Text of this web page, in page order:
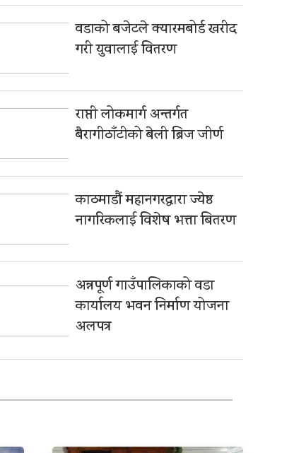
वडाको बजेटले क्यारमबोर्ड खरीद
गरी युवालाई वितरण
राप्ती लोकमार्ग अन्तर्गत
बैरागीठाँटीको बेली ब्रिज जीर्ण
काठमाडौं महानगरद्वारा ज्येष्ठ
नागरिकलाई विशेष भत्ता बितरण
अन्नपूर्ण गाउँपालिकाको वडा
कार्यालय भवन निर्माण योजना
अलपत्र